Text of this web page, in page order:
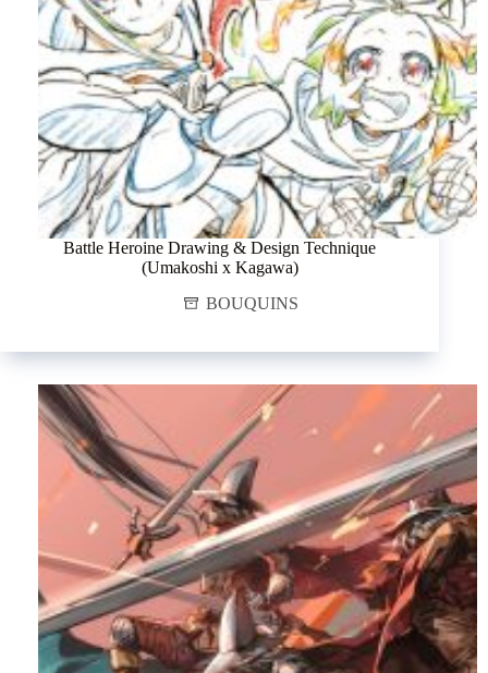
Battle Heroine Drawing & Design Technique
(Umakoshi x Kagawa)
BOUQUINS